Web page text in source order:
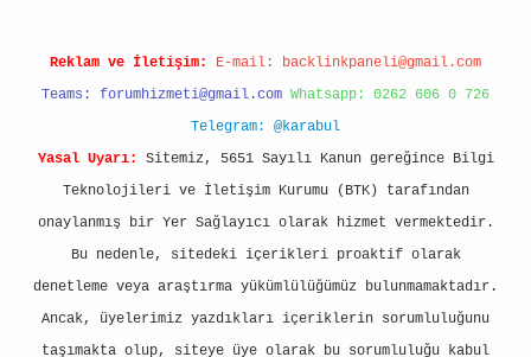
Reklam ve İletişim: E-mail: backlinkpaneli@gmail.com
Teams: forumhizmeti@gmail.com Whatsapp: 0262 606 0 726
Telegram: @karabul
Yasal Uyarı:
Sitemiz, 5651 Sayılı Kanun gereğince Bilgi
Teknolojileri ve İletişim Kurumu (BTK) tarafından
onaylanmış bir Yer Sağlayıcı olarak hizmet vermektedir.
Bu nedenle, sitedeki içerikleri proaktif olarak
denetleme veya araştırma yükümlülüğümüz bulunmamaktadır.
Ancak, üyelerimiz yazdıkları içeriklerin sorumluluğunu
taşımakta olup, siteye üye olarak bu sorumluluğu kabul